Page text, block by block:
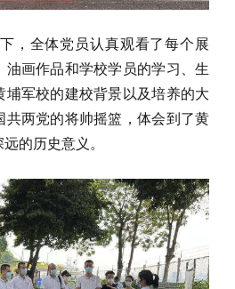
，全体党员认真观看了每个展
油画作品和学校学员的学习、生
埔军校的建校背景以及培养的大
共两党的将帅摇篮，体会到了黄
的历史意义。